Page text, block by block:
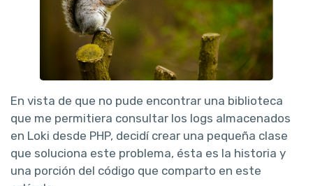
En vista de que no pude encontrar una biblioteca
que me permitiera consultar los logs almacenados
en Loki desde PHP, decidí crear una pequeña clase
que soluciona este problema, ésta es la historia y
una porción del código que comparto en este